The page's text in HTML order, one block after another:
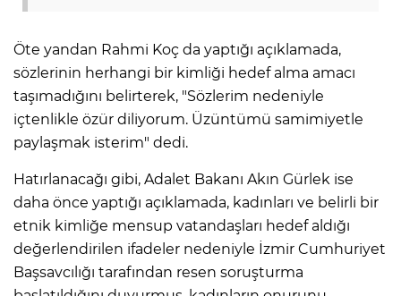
Öte yandan Rahmi Koç da yaptığı açıklamada,
sözlerinin herhangi bir kimliği hedef alma amacı
taşımadığını belirterek, "Sözlerim nedeniyle
içtenlikle özür diliyorum. Üzüntümü samimiyetle
paylaşmak isterim" dedi.
Hatırlanacağı gibi, Adalet Bakanı Akın Gürlek ise
daha önce yaptığı açıklamada, kadınları ve belirli bir
etnik kimliğe mensup vatandaşları hedef aldığı
değerlendirilen ifadeler nedeniyle İzmir Cumhuriyet
Başsavcılığı tarafından resen soruşturma